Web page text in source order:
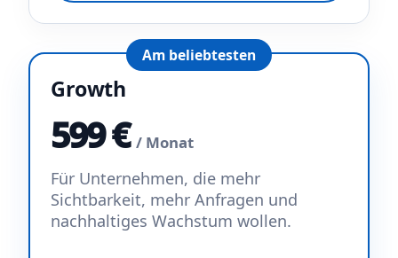
Am beliebtesten
Growth
599 €/ Monat
Für Unternehmen, die mehr
Sichtbarkeit, mehr Anfragen und
nachhaltiges Wachstum wollen.